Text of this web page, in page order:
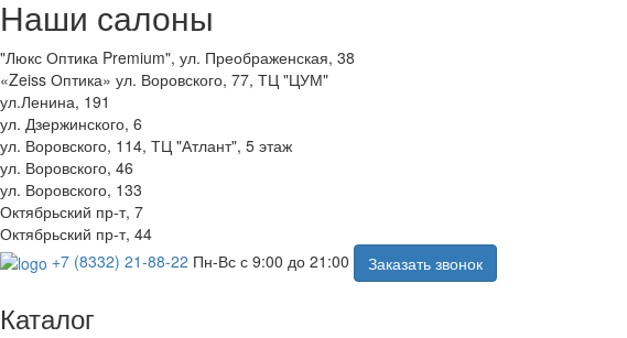
Наши салоны
"Люкс Оптика Premium", ул. Преображенская, 38
«Zeiss Оптика» ул. Воровского, 77, ТЦ "ЦУМ"
ул.Ленина, 191
ул. Дзержинского, 6
ул. Воровского, 114, ТЦ "Атлант", 5 этаж
ул. Воровского, 46
ул. Воровского, 133
Октябрьский пр-т, 7
Октябрьский пр-т, 44
+7 (8332) 21-88-22 Пн-Вс с 9:00 до 21:00 Заказать звонок
Каталог